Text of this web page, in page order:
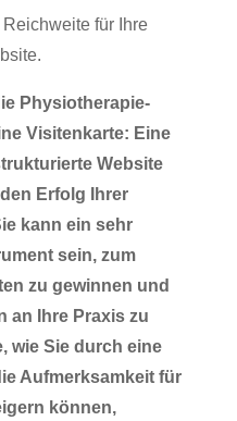
für Ihre
Physiotherapie-
Visitenkarte: Eine
Website
Erfolg Ihrer
kann ein sehr
sein, zum
zu gewinnen und
an Ihre Praxis zu
wie Sie durch eine
Aufmerksamkeit für
können,